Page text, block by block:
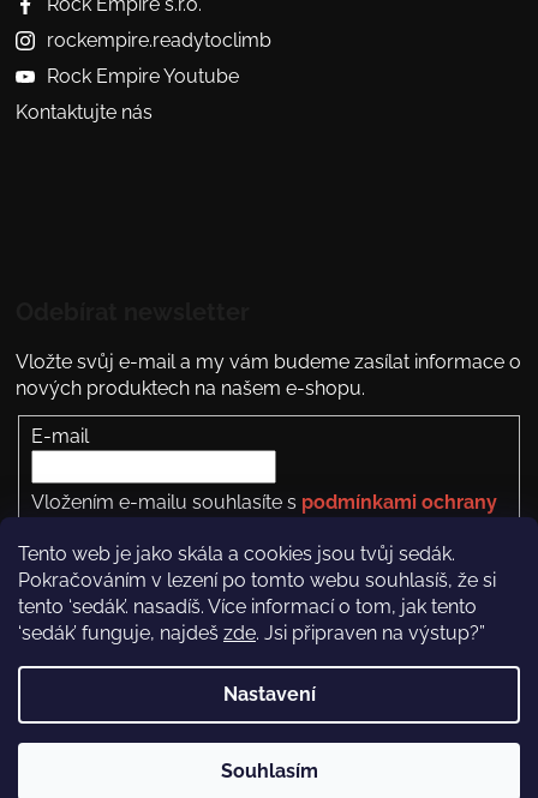
Tento web je jako skála a cookies jsou tvůj sedák.
Pokračováním v lezení po tomto webu souhlasíš, že si
tento ‘sedák’. nasadíš. Více informací o tom, jak tento
‘sedák’ funguje, najdeš zde. Jsi připraven na výstup?”
Nastavení
Souhlasím
rockempire.readytoclimb
Rock Empire Youtube
Kontaktujte nás
Vložte svůj e-mail a my vám budeme zasílat informace o
nových produktech na našem e-shopu.
E-mail
Vložením e-mailu souhlasíte s podmínkami ochrany
PŘIHLÁSIT SE
Vytvořil Shoptet
Rock Empire